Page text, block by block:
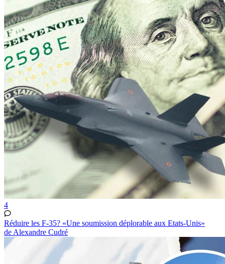
4
Réduire les F-35? «Une soumission déplorable aux Etats-Unis»
de Alexandre Cudré